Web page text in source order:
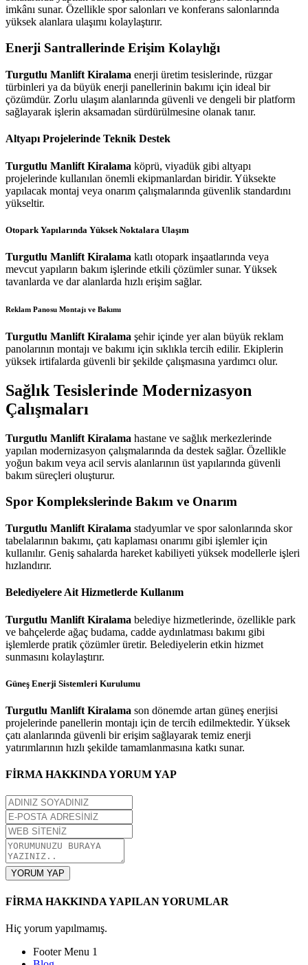
imkânı sunar. Özellikle spor salonları ve konferans salonlarında
yüksek alanlara ulaşımı kolaylaştırır.
Enerji Santrallerinde Erişim Kolaylığı
Turgutlu Manlift Kiralama enerji üretim tesislerinde, rüzgar
türbinleri ya da büyük enerji panellerinin bakımı için ideal bir
çözümdür. Zorlu ulaşım alanlarında güvenli ve dengeli bir platform
sağlayarak işlerin aksamadan sürdürülmesine olanak tanır.
Altyapı Projelerinde Teknik Destek
Turgutlu Manlift Kiralama köprü, viyadük gibi altyapı
projelerinde kullanılan önemli ekipmanlardan biridir. Yüksekte
yapılacak montaj veya onarım çalışmalarında güvenlik standardını
yükseltir.
Otopark Yapılarında Yüksek Noktalara Ulaşım
Turgutlu Manlift Kiralama katlı otopark inşaatlarında veya
mevcut yapıların bakım işlerinde etkili çözümler sunar. Yüksek
tavanlarda ve dar alanlarda hızlı erişim sağlar.
Reklam Panosu Montajı ve Bakımı
Turgutlu Manlift Kiralama şehir içinde yer alan büyük reklam
panolarının montajı ve bakımı için sıklıkla tercih edilir. Ekiplerin
yüksek irtifalarda güvenli bir şekilde çalışmasına yardımcı olur.
Sağlık Tesislerinde Modernizasyon
Çalışmaları
Turgutlu Manlift Kiralama hastane ve sağlık merkezlerinde
yapılan modernizasyon çalışmalarında da destek sağlar. Özellikle
yoğun bakım veya acil servis alanlarının üst yapılarında güvenli
bakım süreçleri oluşturur.
Spor Komplekslerinde Bakım ve Onarım
Turgutlu Manlift Kiralama stadyumlar ve spor salonlarında skor
tabelalarının bakımı, çatı kaplaması onarımı gibi işlemler için
kullanılır. Geniş sahalarda hareket kabiliyeti yüksek modellerle işleri
hızlandırır.
Belediyelere Ait Hizmetlerde Kullanım
Turgutlu Manlift Kiralama belediye hizmetlerinde, özellikle park
ve bahçelerde ağaç budama, cadde aydınlatması bakımı gibi
işlemlerde pratik çözümler üretir. Belediyelerin etkin hizmet
sunmasını kolaylaştırır.
Güneş Enerji Sistemleri Kurulumu
Turgutlu Manlift Kiralama son dönemde artan güneş enerjisi
projelerinde panellerin montajı için de tercih edilmektedir. Yüksek
çatı alanlarında güvenli bir erişim sağlayarak temiz enerji
yatırımlarının hızlı şekilde tamamlanmasına katkı sunar.
FİRMA HAKKINDA YORUM YAP
YORUM YAP
FİRMA HAKKINDA YAPILAN YORUMLAR
Hiç yorum yapılmamış.
Footer Menu 1